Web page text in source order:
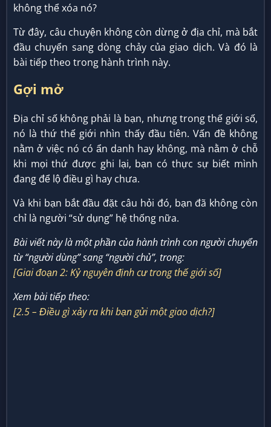
không thể xóa nó?
Từ đây, câu chuyện không còn dừng ở địa chỉ, mà bắt
đầu chuyển sang dòng chảy của giao dịch. Và đó là
bài tiếp theo trong hành trình này.
Gợi mở
Địa chỉ số không phải là bạn, nhưng trong thế giới số,
nó là thứ thế giới nhìn thấy đầu tiên. Vấn đề không
nằm ở việc nó có ẩn danh hay không, mà nằm ở chỗ
khi mọi thứ được ghi lại, bạn có thực sự biết mình
đang để lộ điều gì hay chưa.
Và khi bạn bắt đầu đặt câu hỏi đó, bạn đã không còn
chỉ là người “sử dụng” hệ thống nữa.
Bài viết này là một phần của hành trình con người chuyển
từ “người dùng” sang “người chủ”, trong:
[Giai đoạn 2: Kỷ nguyên định cư trong thế giới số]
Xem bài tiếp theo:
[2.5 – Điều gì xảy ra khi bạn gửi một giao dịch?]